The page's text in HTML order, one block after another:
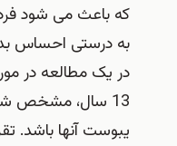
که باعث می شود
به درستی احساس
13 سال، مشخص
یبوست آنها باشد.